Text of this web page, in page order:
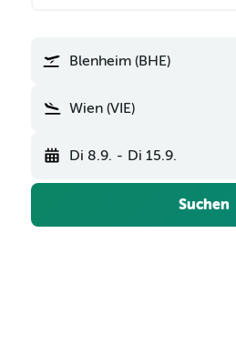
Blenheim (BHE)
Wien (VIE)
Di 8.9. - Di 15.9.
Suchen